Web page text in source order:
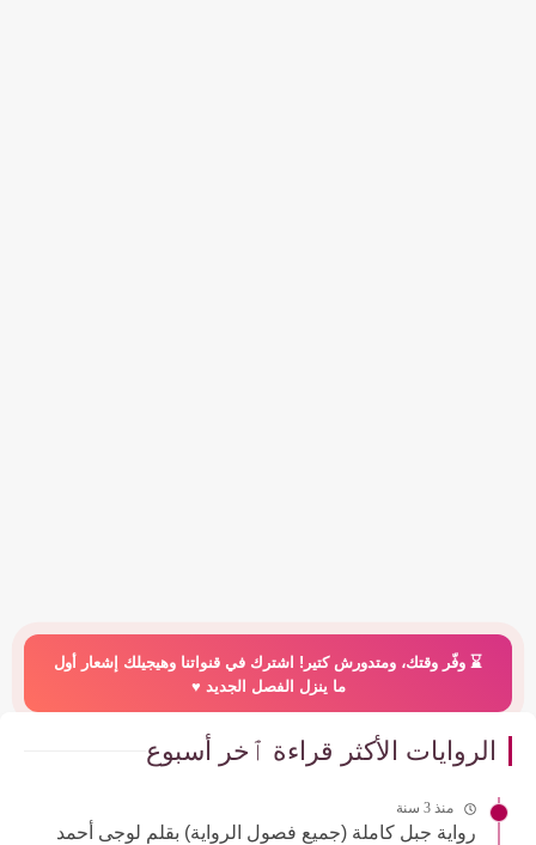
⌛️ وفّر وقتك، ومتدورش كتير! اشترك في قنواتنا وهيجيلك إشعار أول
ما ينزل الفصل الجديد ♥️
الروايات الأكثر قراءة ٱخر أسبوع
منذ 3 سنة
رواية جبل كاملة (جميع فصول الرواية) بقلم لوجى أحمد